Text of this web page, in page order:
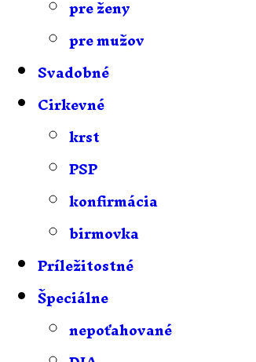
pre ženy
pre mužov
Svadobné
Cirkevné
krst
PSP
konfirmácia
birmovka
Príležitostné
Špeciálne
nepoťahované